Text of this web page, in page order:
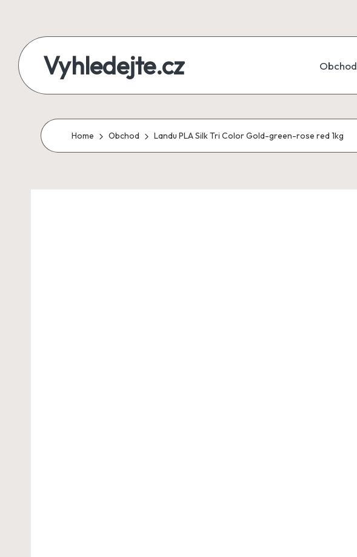
content
Vyhledejte.cz
produkty
i
Obchod
Home Obchod Landu PLA Silk Tri Color Gold-green-rose red 1kg